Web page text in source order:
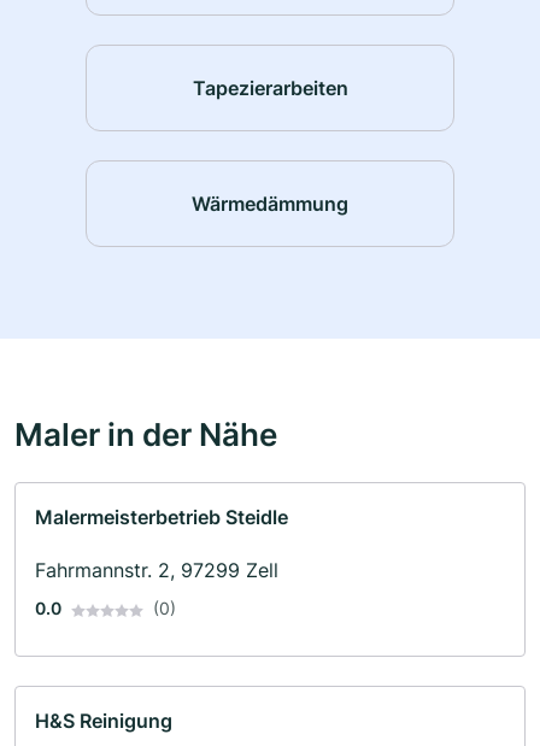
Tapezierarbeiten
Wärmedämmung
Maler in der Nähe
Malermeisterbetrieb Steidle
Fahrmannstr. 2, 97299 Zell
0.0 (0)
H&S Reinigung